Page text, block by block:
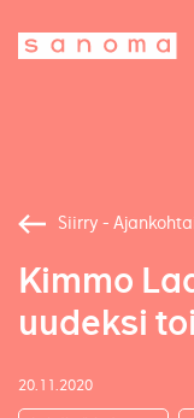
Siirry -
Kimmo
uudeksi
20.11.2020